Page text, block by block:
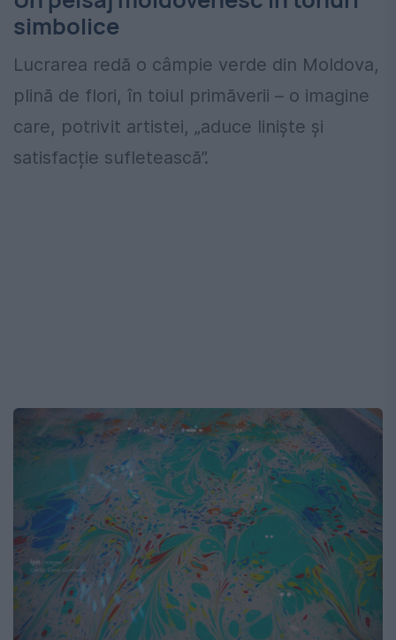
simbolice
Lucrarea redă o câmpie verde din Moldova,
plină de flori, în toiul primăverii – o imagine
care, potrivit artistei, „aduce liniște și
satisfacție sufletească”.